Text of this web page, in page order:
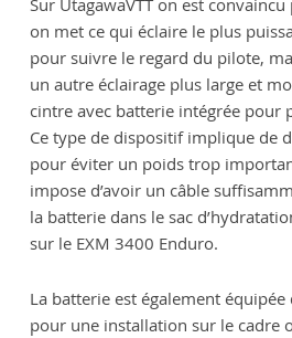
Sur UtagawaVTT on est
on met ce qui éclaire le plus
pour suivre le regard du pilote,
un autre éclairage plus large et
cintre avec batterie intégrée pour
Ce type de dispositif implique de
pour éviter un poids trop
impose d’avoir un câble
la batterie dans le sac
sur le EXM 3400 Enduro.
La batterie est également
pour une installation sur le cadre